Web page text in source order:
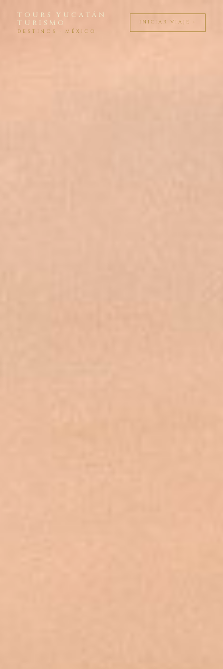
TOURS YUCATÁN
TURISMO
DESTINOS · MÉXICO
INICIAR VIAJE ›